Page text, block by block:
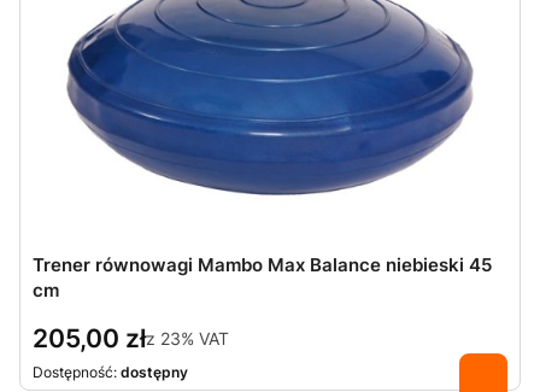
Trener równowagi Mambo Max Balance niebieski 45
cm
205,00 złz 23% VAT
Dostępność: dostępny